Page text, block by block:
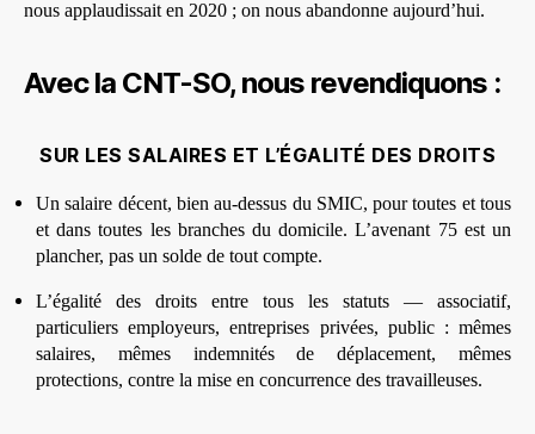
nous applaudissait en 2020 ; on nous abandonne aujourd’hui.
Avec la CNT-SO, nous revendiquons :
SUR LES SALAIRES ET L’ÉGALITÉ DES DROITS
Un salaire décent, bien au-dessus du SMIC, pour toutes et tous
et dans toutes les branches du domicile. L’avenant 75 est un
plancher, pas un solde de tout compte.
L’égalité des droits entre tous les statuts — associatif,
particuliers employeurs, entreprises privées, public : mêmes
salaires, mêmes indemnités de déplacement, mêmes
protections, contre la mise en concurrence des travailleuses.